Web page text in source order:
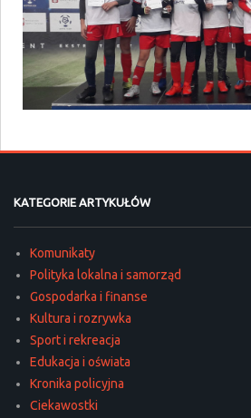
KATEGORIE ARTYKUŁÓW
Komunikaty
Polityka lokalna i samorząd
Gospodarka i finanse
Kultura i rozrywka
Sport i rekreacja
Edukacja i oświata
Kronika policyjna
Ciekawostki